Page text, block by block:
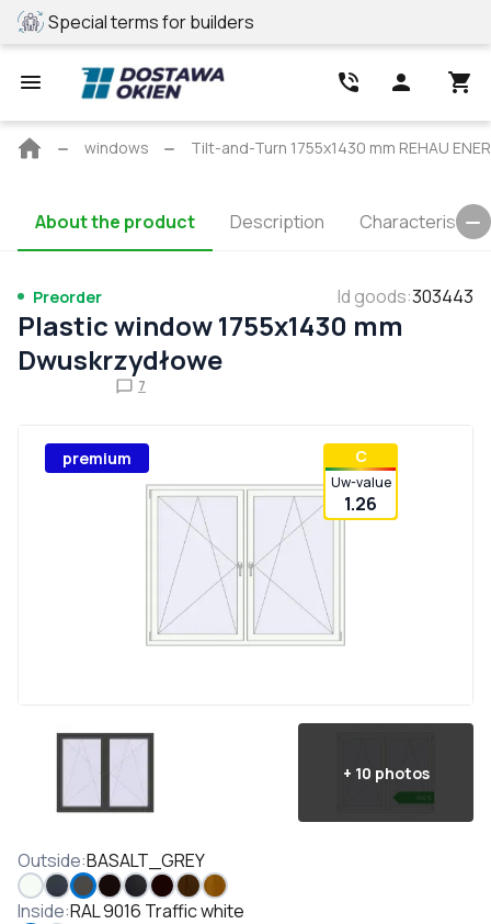
Special terms for builders
Main
windows Tilt-and-Turn 1755x1430 mm REHAU
About the product Description Characteristics
Preorder Id goods:303443
Plastic window 1755x1430 mm
Dwuskrzydłowe
7
premium С
Uw-value
1.26
+ 10 photos
Outside:BASALT_GREY
Inside:RAL 9016 Traffic white